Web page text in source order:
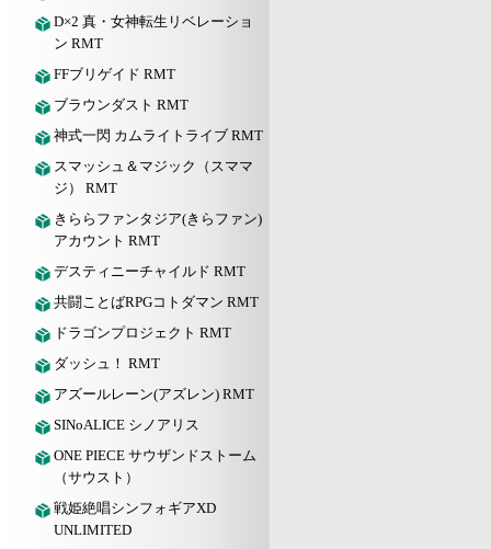
D×2 真・女神転生リベレーショ
ン RMT
FFブリゲイド RMT
ブラウンダスト RMT
神式一閃 カムライトライブ RMT
スマッシュ＆マジック（スママ
ジ） RMT
きららファンタジア(きらファン)
アカウント RMT
デスティニーチャイルド RMT
共闘ことばRPGコトダマン RMT
ドラゴンプロジェクト RMT
ダッシュ！ RMT
アズールレーン(アズレン) RMT
SINoALICE シノアリス
ONE PIECE サウザンドストーム
（サウスト）
戦姫絶唱シンフォギアXD
UNLIMITED